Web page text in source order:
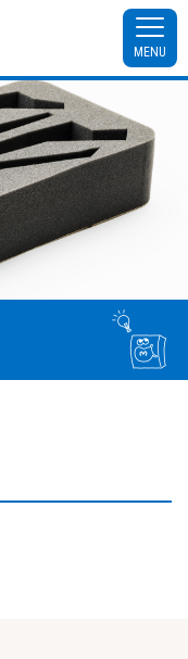
MENU